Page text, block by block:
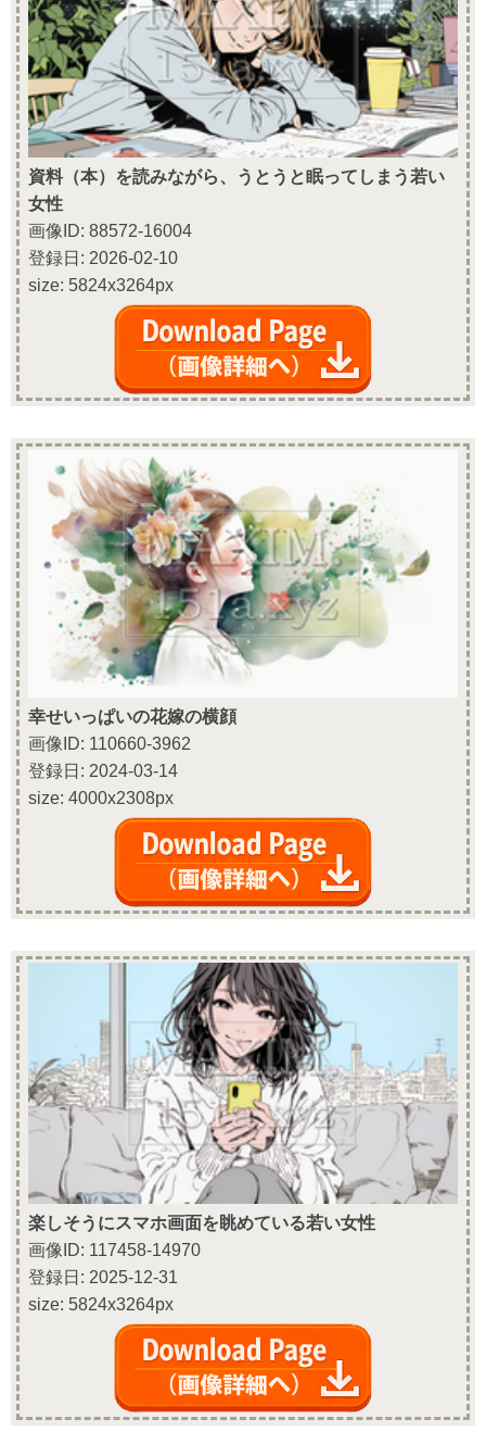
資料（本）を読みながら、うとうと眠ってしまう若い
女性
画像ID: 88572-16004
登録日: 2026-02-10
size: 5824x3264px
幸せいっぱいの花嫁の横顔
画像ID: 110660-3962
登録日: 2024-03-14
size: 4000x2308px
楽しそうにスマホ画面を眺めている若い女性
画像ID: 117458-14970
登録日: 2025-12-31
size: 5824x3264px